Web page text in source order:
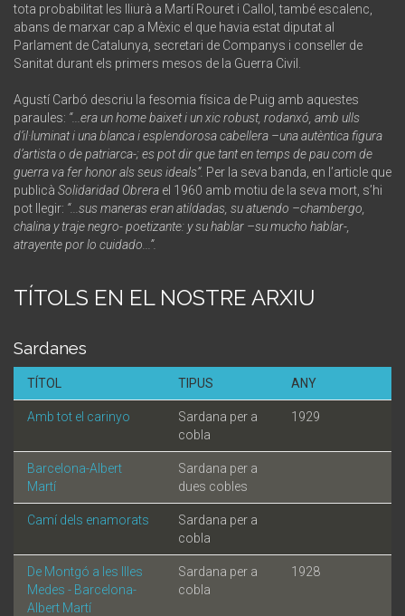
tota probabilitat les lliurà a Martí Rouret i Callol, també escalenc,
abans de marxar cap a Mèxic el que havia estat diputat al
Parlament de Catalunya, secretari de Companys i conseller de
Sanitat durant els primers mesos de la Guerra Civil.
Agustí Carbó descriu la fesomia física de Puig amb aquestes
paraules: “...era un home baixet i un xic robust, rodanxó, amb ulls
d’il·luminat i una blanca i esplendorosa cabellera –una autèntica figura
d’artista o de patriarca-; es pot dir que tant en temps de pau com de
guerra va fer honor als seus ideals”. Per la seva banda, en l’article que
publicà Solidaridad Obrera el 1960 amb motiu de la seva mort, s’hi
pot llegir: “...sus maneras eran atildadas, su atuendo –chambergo,
chalina y traje negro- poetizante: y su hablar –su mucho hablar-,
atrayente por lo cuidado...”.
TÍTOLS EN EL NOSTRE ARXIU
Sardanes
TÍTOL TIPUS ANY
Amb tot el carinyo
Sardana per a
cobla
1929
Barcelona-Albert
Martí
Sardana per a
dues cobles
Camí dels enamorats
Sardana per a
cobla
De Montgó a les Illes
Medes - Barcelona-
Albert Martí
Sardana per a
cobla
1928